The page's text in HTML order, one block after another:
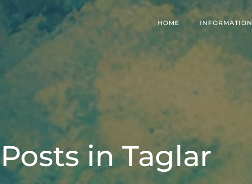
HOME INFORMATION
Posts inTaglar